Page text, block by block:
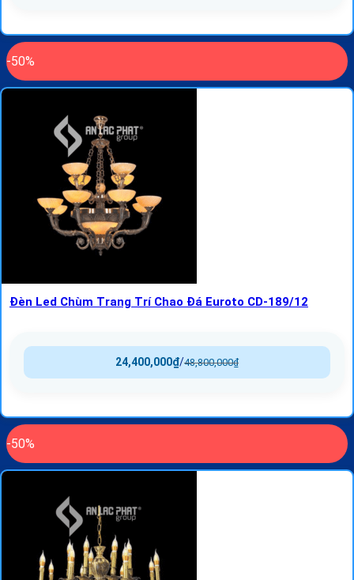
-50%
Đèn Led Chùm Trang Trí Chao Đá Euroto CD-189/12
48,800,000₫
/
24,400,000₫
-50%